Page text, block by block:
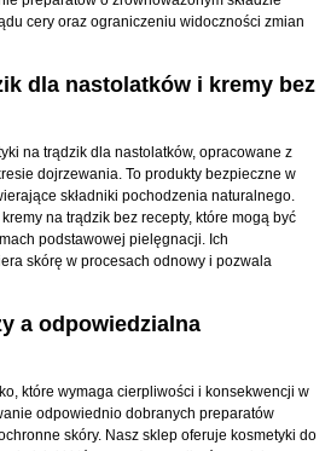
cery oraz ograniczeniu widoczności zmian
dla nastolatków i kremy bez
na trądzik dla nastolatków, opracowane z
dojrzewania. To produkty bezpieczne w
składniki pochodzenia naturalnego.
na trądzik bez recepty, które mogą być
podstawowej pielęgnacji. Ich
skórę w procesach odnowy i pozwala
a odpowiedzialna
które wymaga cierpliwości i konsekwencji w
odpowiednio dobranych preparatów
skóry. Nasz sklep oferuje kosmetyki do